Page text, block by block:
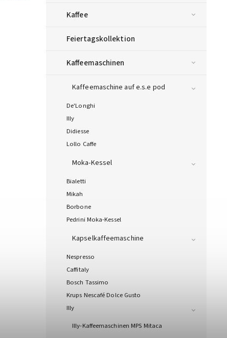
Kaffee
Feiertagskollektion
Kaffeemaschinen
Kaffeemaschine auf e.s.e pod
De'Longhi
Illy
Didiesse
Lollo Caffe
Moka-Kessel
Bialetti
Mikah
Borbone
Pedrini Moka-Kessel
Kapselkaffeemaschine
Nespresso
Caffitaly
Bosch Tassimo
Krups Nescafé Dolce Gusto
Illy
Illy-Kaffeemaschinen MPS Mitaca